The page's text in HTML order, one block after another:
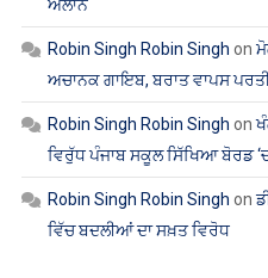
Robin Singh Robin Singh
ਅਚਾਨਕ ਗਾਇਬ, ਬਰਾਤ ਵਾਪਸ ਪਰਤੀ
Robin Singh Robin Singhon
ਵਿਰੁੱਧ ਪੰਜਾਬ ਸਕੂਲ ਸਿੱਖਿਆ ਬੋਰਡ
Robin Singh Robin Singhon
ਵਿੱਚ ਬਦਲੀਆਂ ਦਾ ਸਖ਼ਤ ਵਿਰੋਧ